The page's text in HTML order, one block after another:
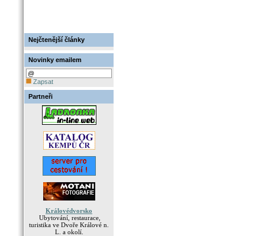
Nejčtenější články
Novinky emailem
Zapsat
Partneři
Královédvorsko
Ubytování, restaurace,
turistika ve Dvoře Králové n.
L. a okolí.